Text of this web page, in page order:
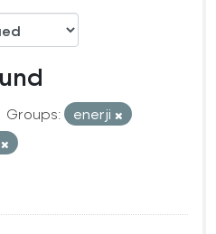
Groups:
enerji